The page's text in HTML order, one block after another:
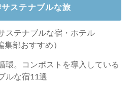
サステナブルな旅
ステナブルな宿・ホテル
集部おすすめ）
環。コンポストを導入している
ルな宿11選